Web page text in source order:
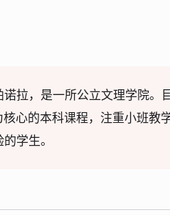
拉，是一所公立文理学院。
心的本科课程，注重小班教
学生。